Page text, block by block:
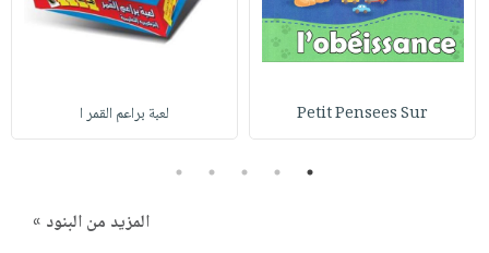
Petit Pensees Sur لعبة براعم القمر ا
1
2
3
4
5
المزيد من البنود »